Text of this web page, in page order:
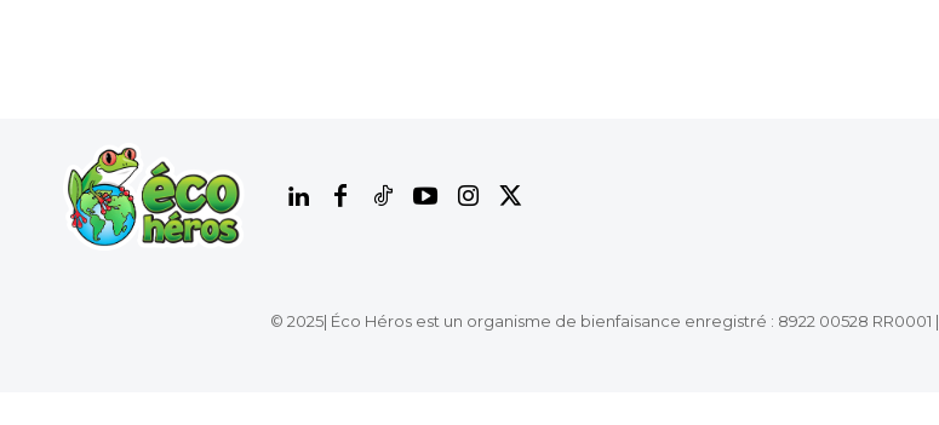
© 2025| Éco Héros est un organisme de bienfaisance enregistré : 8922 00528 RR0001 |